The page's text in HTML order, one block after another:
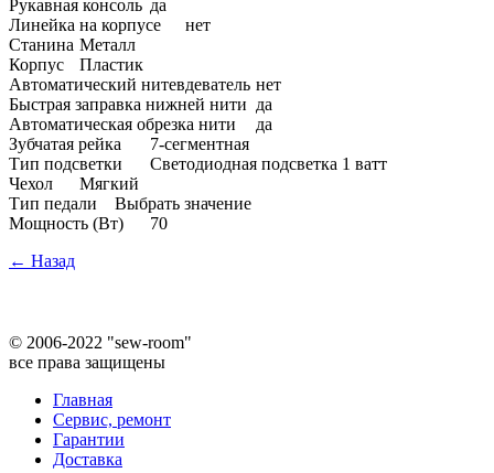
Рукавная консоль да
Линейка на корпусе
нет
Станина Металл
Корпус
Пластик
Автоматический нитевдеватель нет
Быстрая заправка нижней нити да
Автоматическая обрезка нити
да
Зубчатая рейка
7-сегментная
Тип подсветки
Светодиодная подсветка 1 ватт
Чехол
Мягкий
Тип педали
Выбрать значение
Мощность (Вт)
70
← Назад
© 2006-2022 "sew-room"
все права защищены
Главная
Сервис, ремонт
Гарантии
Доставка